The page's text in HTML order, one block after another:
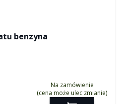
benzyna
Na zamówienie
(cena może ulec zmianie)